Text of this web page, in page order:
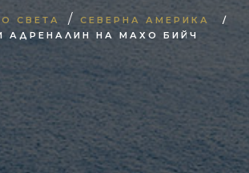
СВЕТА / СЕВЕРНА АМЕРИКА
/
АДРЕНАЛИН НА МАХО БИЙЧ